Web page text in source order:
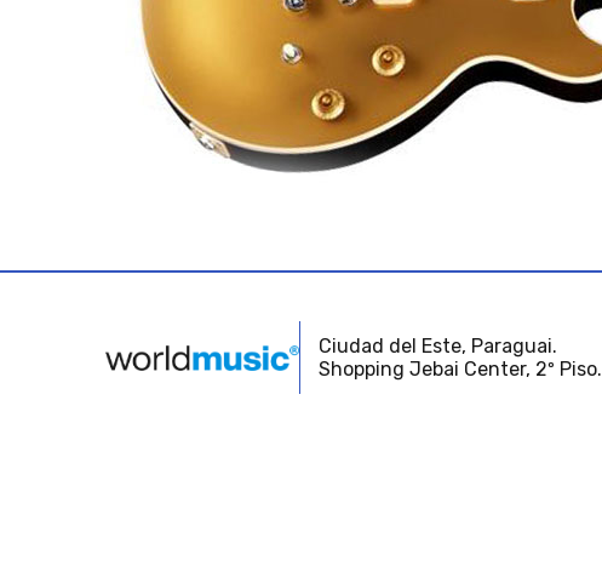
Ciudad del Este, Paraguai.
Shopping Jebai Center, 2º Piso.